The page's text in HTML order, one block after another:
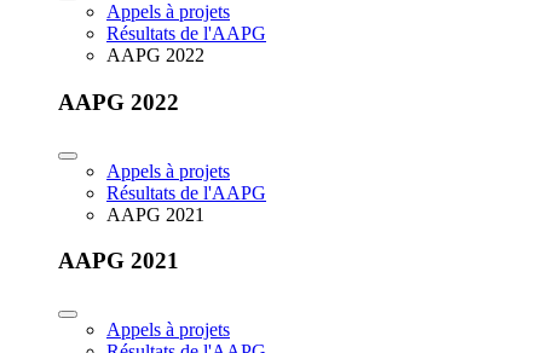
Appels à projets
Résultats de l'AAPG
AAPG 2022
AAPG 2022
Appels à projets
Résultats de l'AAPG
AAPG 2021
AAPG 2021
Appels à projets